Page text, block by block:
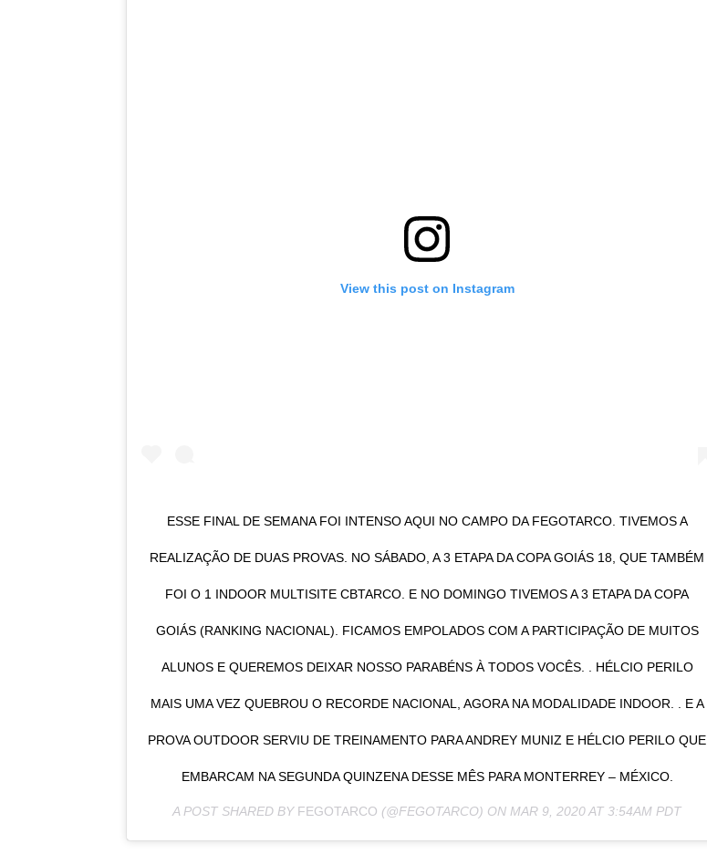
View this post on Instagram
ESSE FINAL DE SEMANA FOI INTENSO AQUI NO CAMPO DA FEGOTARCO. TIVEMOS A
REALIZAÇÃO DE DUAS PROVAS. NO SÁBADO, A 3 ETAPA DA COPA GOIÁS 18, QUE TAMBÉM
FOI O 1 INDOOR MULTISITE CBTARCO. E NO DOMINGO TIVEMOS A 3 ETAPA DA COPA
GOIÁS (RANKING NACIONAL). FICAMOS EMPOLADOS COM A PARTICIPAÇÃO DE MUITOS
ALUNOS E QUEREMOS DEIXAR NOSSO PARABÉNS À TODOS VOCÊS. . HÉLCIO PERILO
MAIS UMA VEZ QUEBROU O RECORDE NACIONAL, AGORA NA MODALIDADE INDOOR. . E A
PROVA OUTDOOR SERVIU DE TREINAMENTO PARA ANDREY MUNIZ E HÉLCIO PERILO QUE
EMBARCAM NA SEGUNDA QUINZENA DESSE MÊS PARA MONTERREY – MÉXICO.
A POST SHARED BY FEGOTARCO (@FEGOTARCO) ON MAR 9, 2020 AT 3:54AM PDT